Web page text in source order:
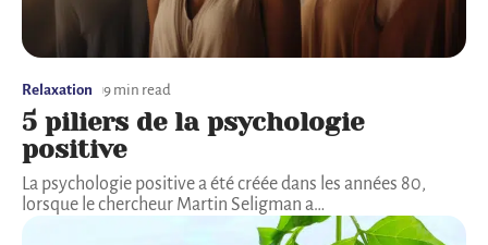
Relaxation 9 min read
5 piliers de la psychologie
positive
La psychologie positive a été créée dans les années 80,
lorsque le chercheur Martin Seligman a…